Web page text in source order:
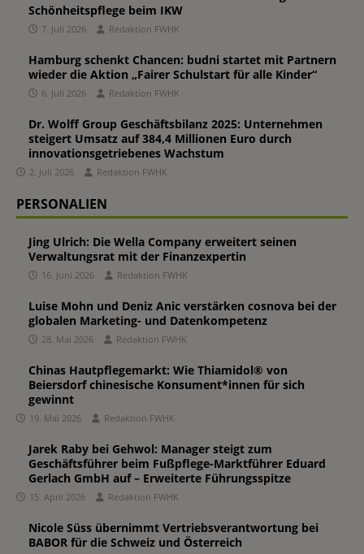
Schönheitspflege beim IKW
7. Juli 2026 Redaktion FWHK
Hamburg schenkt Chancen: budni startet mit Partnern
wieder die Aktion „Fairer Schulstart für alle Kinder“
6. Juli 2026 Redaktion FWHK
Dr. Wolff Group Geschäftsbilanz 2025: Unternehmen
steigert Umsatz auf 384,4 Millionen Euro durch
innovationsgetriebenes Wachstum
2. Juli 2026 Redaktion FWHK
PERSONALIEN
Jing Ulrich: Die Wella Company erweitert seinen
Verwaltungsrat mit der Finanzexpertin
16. Juni 2026 Redaktion FWHK
Luise Mohn und Deniz Anic verstärken cosnova bei der
globalen Marketing- und Datenkompetenz
28. Mai 2026 Redaktion FWHK
Chinas Hautpflegemarkt: Wie Thiamidol® von
Beiersdorf chinesische Konsument*innen für sich
gewinnt
19. Mai 2026 Redaktion FWHK
Jarek Raby bei Gehwol: Manager steigt zum
Geschäftsführer beim Fußpflege-Marktführer Eduard
Gerlach GmbH auf – Erweiterte Führungsspitze
15. April 2026 Redaktion FWHK
Nicole Süss übernimmt Vertriebsverantwortung bei
BABOR für die Schweiz und Österreich